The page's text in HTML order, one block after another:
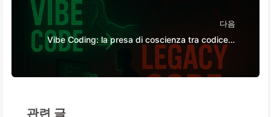
다음
Vibe Coding: la presa di coscienza tra codice e
intelligenza artificiale—Imparare l'AI162
관련 글